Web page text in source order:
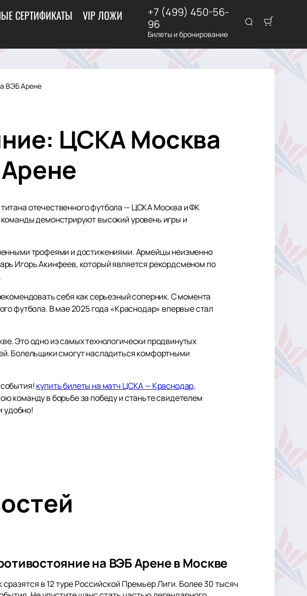
СЕРТИФИКАТЫ
VIP ЛОЖИ
+7 (499) 450-56-
96
Билеты и бронирование
ВЭБ Арене
ЦСКА Москва
отечественного футбола — ЦСКА Москва и ФК
демонстрируют высокий уровень игры и
трофеями и достижениями. Армейцы неизменно
Игорь Акинфеев, который является рекордсменом по
себя как серьезный соперник. С момента
футбола. В мае 2025 года «Краснодар» впервые стал
Это одно из самых технологически продвинутых
Болельщики смогут насладиться комфортными
купить билеты на матч ЦСКА — Краснодар,
команду в борьбе за победу и станьте свидетелем
удобно!
на ВЭБ Арене в Москве
в 12 туре Российской Премьер Лиги. Более 30 тысяч